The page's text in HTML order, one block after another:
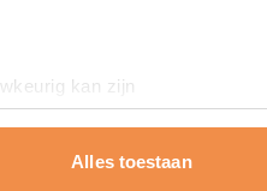
kan zijn
(fingerprinting)
Alles toestaan